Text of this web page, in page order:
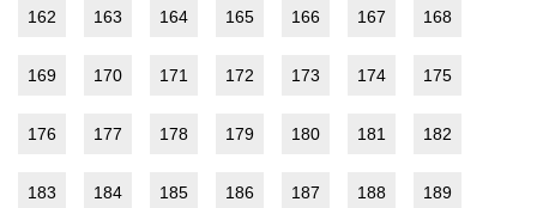
162 163 164 165 166 167 168
169 170 171 172 173 174 175
176 177 178 179 180 181 182
183 184 185 186 187 188 189